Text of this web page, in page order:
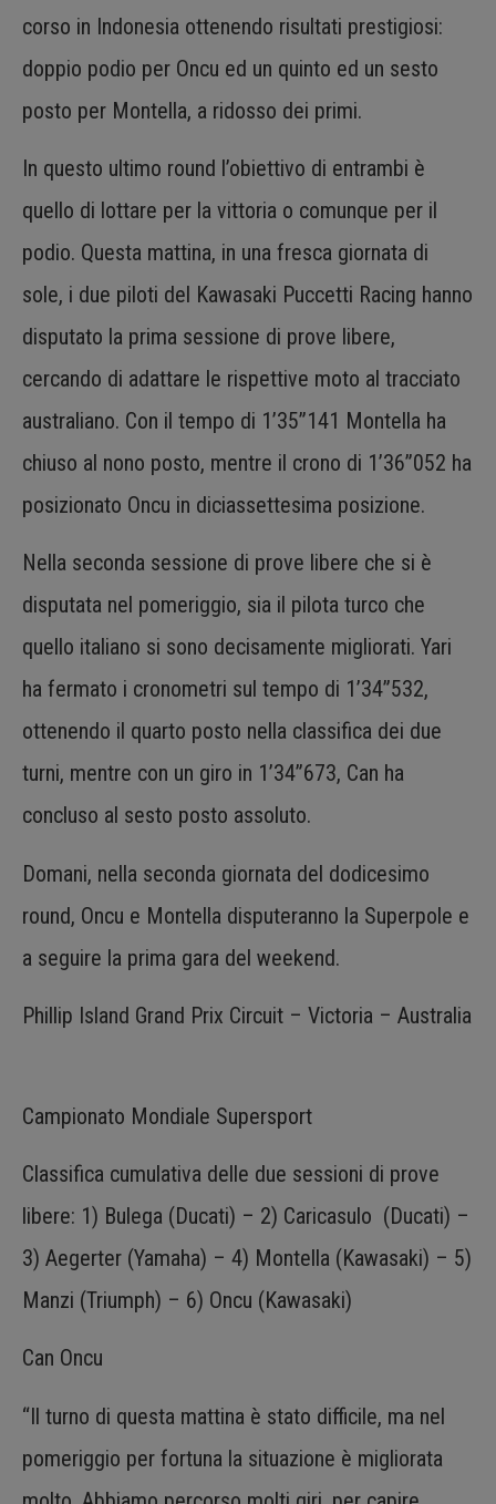
corso in Indonesia ottenendo risultati prestigiosi:
doppio podio per Oncu ed un quinto ed un sesto
posto per Montella, a ridosso dei primi.
In questo ultimo round l’obiettivo di entrambi è
quello di lottare per la vittoria o comunque per il
podio. Questa mattina, in una fresca giornata di
sole, i due piloti del Kawasaki Puccetti Racing hanno
disputato la prima sessione di prove libere,
cercando di adattare le rispettive moto al tracciato
australiano. Con il tempo di 1’35”141 Montella ha
chiuso al nono posto, mentre il crono di 1’36”052 ha
posizionato Oncu in diciassettesima posizione.
Nella seconda sessione di prove libere che si è
disputata nel pomeriggio, sia il pilota turco che
quello italiano si sono decisamente migliorati. Yari
ha fermato i cronometri sul tempo di 1’34”532,
ottenendo il quarto posto nella classifica dei due
turni, mentre con un giro in 1’34”673, Can ha
concluso al sesto posto assoluto.
Domani, nella seconda giornata del dodicesimo
round, Oncu e Montella disputeranno la Superpole e
a seguire la prima gara del weekend.
Phillip Island Grand Prix Circuit – Victoria – Australia
Campionato Mondiale Supersport
Classifica cumulativa delle due sessioni di prove
libere: 1) Bulega (Ducati) – 2) Caricasulo (Ducati) –
3) Aegerter (Yamaha) – 4) Montella (Kawasaki) – 5)
Manzi (Triumph) – 6) Oncu (Kawasaki)
Can Oncu
“Il turno di questa mattina è stato difficile, ma nel
pomeriggio per fortuna la situazione è migliorata